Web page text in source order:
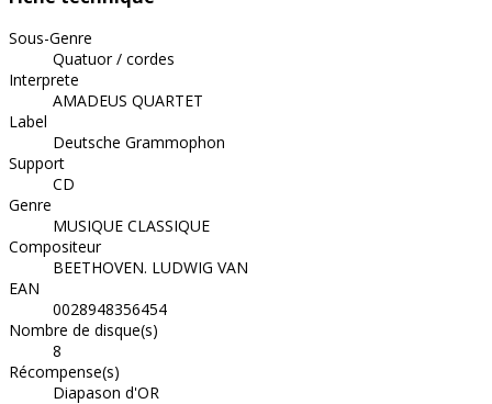
Sous-Genre
Quatuor / cordes
Interprete
AMADEUS QUARTET
Label
Deutsche Grammophon
Support
CD
Genre
MUSIQUE CLASSIQUE
Compositeur
BEETHOVEN. LUDWIG VAN
EAN
0028948356454
Nombre de disque(s)
8
Récompense(s)
Diapason d'OR